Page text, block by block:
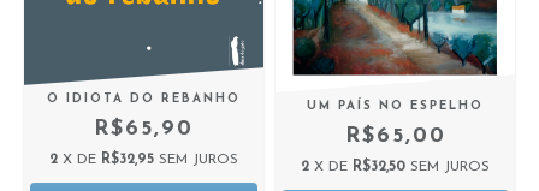
O IDIOTA DO REBANHO
R$65,90
2 X DE R$32,95 SEM JUROS
UM PAÍS NO ESPELHO
R$65,00
2 X DE R$32,50 SEM JUROS